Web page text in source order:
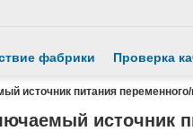
фабрики Проверка
источник питания переменного/
источник